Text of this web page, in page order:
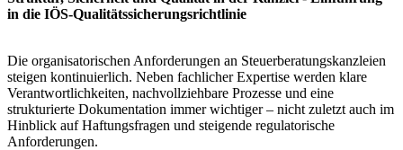
in die IÖS-Qualitätssicherungsrichtlinie
Die organisatorischen Anforderungen an Steuerberatungskanzleien
steigen kontinuierlich. Neben fachlicher Expertise werden klare
Verantwortlichkeiten, nachvollziehbare Prozesse und eine
strukturierte Dokumentation immer wichtiger – nicht zuletzt auch im
Hinblick auf Haftungsfragen und steigende regulatorische
Anforderungen.